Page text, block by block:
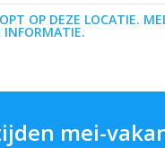
OP DEZE LOCATIE.
INFORMATIE.
mei-